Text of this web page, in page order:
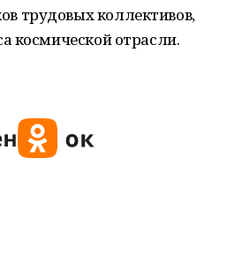
трудовых коллективов,
космической отрасли.